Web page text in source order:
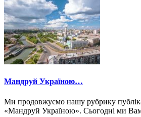
Мандруй Україною…
Ми продовжуємо нашу рубрику
«Мандруй Україною». Сьогодні ми